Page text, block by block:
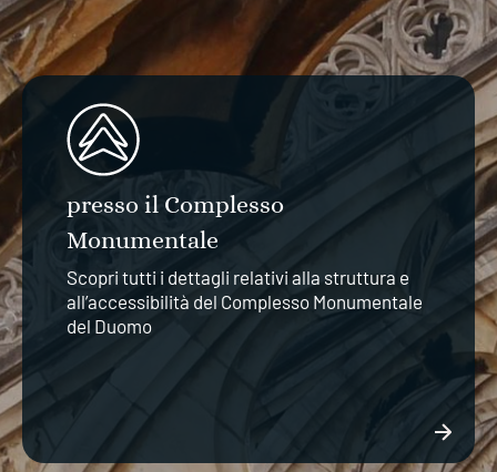
presso il Complesso
Monumentale
Scopri tutti i dettagli relativi alla struttura e
all’accessibilità del Complesso Monumentale
del Duomo